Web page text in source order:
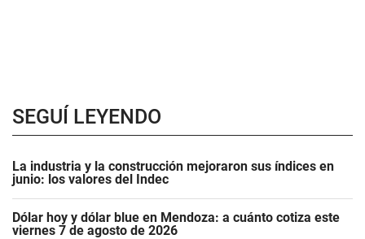
SEGUÍ LEYENDO
La industria y la construcción mejoraron sus índices en
junio: los valores del Indec
Dólar hoy y dólar blue en Mendoza: a cuánto cotiza este
viernes 7 de agosto de 2026